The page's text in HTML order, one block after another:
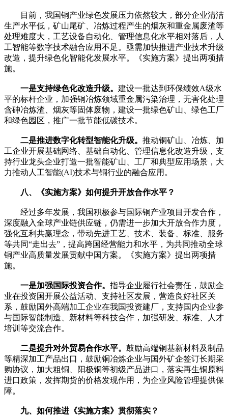
目前，我国铜产业绿色发展压力依然较大，部分企业清洁
生产水平低，矿山尾矿、冶炼过程产生的烟灰和重金属废渣等
处理难度大，工艺设备自动化、管理信息化水平相对落后，人
工智能等数字技术融合应用不足。亟需加快推进产业技术升级
改造，提升绿色化智能化发展水平。《实施方案》提出两项措
施。
一是支持绿色化改造升级。 建设一批达到环保绩效A级水
平的标杆企业，加强铜冶炼领域重金属污染治理，无害化处理
含砷冶炼渣、烟灰等固体废物，建设一批绿色矿山、绿色工厂
和绿色园区，推广一批节能低碳技术。
二是推进数字化转型智能化升级。 推动铜矿山、冶炼、加
工企业开展基础网络、基础自动化、管理信息化改造升级，支
持行业龙头企业打造一批智能矿山、工厂和典型应用场景，大
力推动人工智能(AI)技术与铜行业的融合应用。
八、《实施方案》如何提升开放合作水平？
经过多年发展，我国积极参与国际铜产业项目开发合作，
深度融入全球产业链供应链，仍需进一步加大开放合作力度，
强化互利共赢理念，带动先进工艺、技术、装备、标准、服务
等共同“走出去”，提高跨国经营能力和水平，为共同推动全球
铜产业高质量发展贡献中国方案。《实施方案》提出两项措
施。
一是加强国际投资合作。 指导企业履行社会责任，鼓励企
业在投资国开展公益活动、支持社区发展，营造良好社区关
系，鼓励国外高端加工企业在我国投资建厂，支持国内企业参
与国际智能制造、新材料等科技合作，加强研发、标准、人才
培训等交流合作。
二是提升对外贸易合作水平。 鼓励高端铜基新材料及制品
等精深加工产品出口，鼓励铜冶炼企业与国外矿企签订长期采
购协议，加大粗铜、阳极铜等初级产品进口，落实再生铜原料
进口政策，发挥期货的价格发现作用，为企业风险管理提供保
障。
九、如何推进《实施方案》贯彻落实？